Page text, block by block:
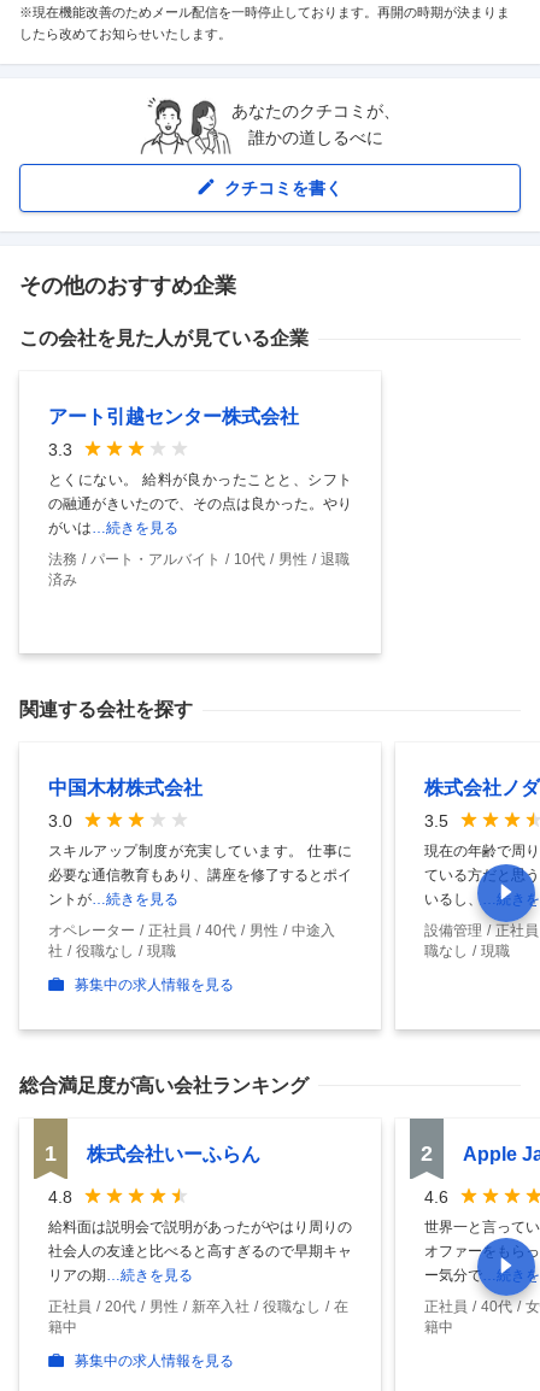
※現在機能改善のためメール配信を一時停止しております。再開の時期が決まりま
したら改めてお知らせいたします。
あなたのクチコミが、
誰かの道しるべに
クチコミを書く
その他のおすすめ企業
この会社を見た人が見ている企業
アート引越センター株式会社
3.3
とくにない。 給料が良かったことと、シフト
の融通がきいたので、その点は良かった。やり
がいは…続きを見る
法務
パート・アルバイト 10代 男性
退職
済み
関連する会社を探す
中国木材株式会社
3.0
スキルアップ制度が充実しています。 仕事に
必要な通信教育もあり、講座を修了するとポイ
ントが…続きを見る
オペレーター
正社員 40代 男性
中途入
社
役職なし
現職
募集中の求人情報を見る
株式会社ノダ
3.5
現在の年齢で周
ている方だと思
いるし、 …続き
設備管理
正社員
職なし
現職
総合満足度が高い会社ランキング
1 株式会社いーふらん
4.8
給料面は説明会で説明があったがやはり周りの
社会人の友達と比べると高すぎるので早期キャ
リアの期 …続きを見る
正社員
20代 男性 新卒入社 役職なし
在
籍中
募集中の求人情報を見る
2 Apple
4.6
世界一と言って
オファーをもら
ー気分で …続き
正社員
40代
籍中